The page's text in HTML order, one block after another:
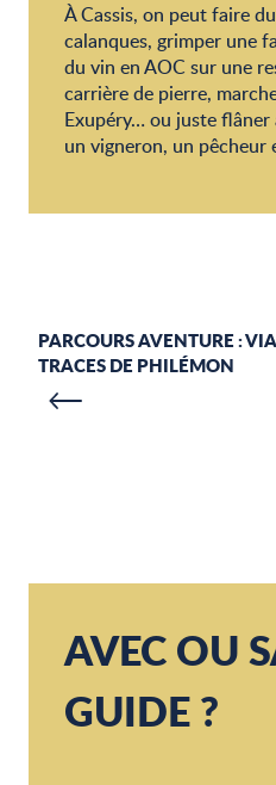
À Cassis, on peut faire
calanques, grimper une
du vin en AOC sur une
carrière de pierre,
Exupéry… ou juste
un vigneron, un pêcheur
PARCOURS AVENTURE :
TRACES DE PHILÉMON
AVEC OU
GUIDE ?